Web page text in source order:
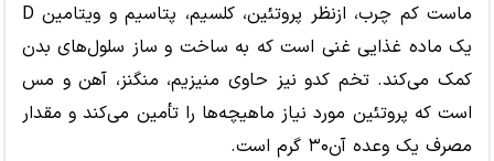
ماست کم چرب، ازنظر پروتئین، کلسیم، پتاسیم و ویتامین D
یک ماده غذایی غنی است که به ساخت و ساز سلول‌های بدن
کمک می‌کند. تخم کدو نیز حاوی منیزیم، منگنز، آهن و مس
است که پروتئین مورد نیاز ماهیچه‌ها را تأمین می‌کند و مقدار
مصرف یک وعده آن۳۰ گرم است.